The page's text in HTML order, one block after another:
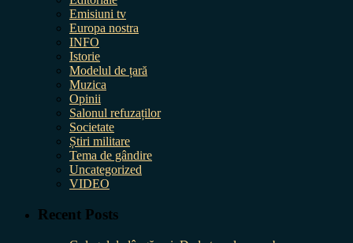
Emisiuni tv
Europa nostra
INFO
Istorie
Modelul de țară
Muzica
Opinii
Salonul refuzaților
Societate
Știri militare
Tema de gândire
Uncategorized
VIDEO
Recent Posts